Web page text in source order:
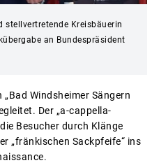
stellvertretende Kreisbäuerin
an Bundespräsident
Windsheimer Sängern
Der „a-cappella-
Besucher durch Klänge
„fränkischen Sackpfeife“ ins